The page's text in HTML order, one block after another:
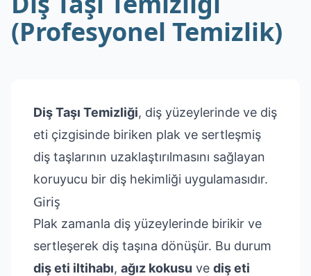
(Profesyonel Temizlik)
Diş Taşı Temizliği, diş yüzeylerinde ve diş
eti çizgisinde biriken plak ve sertleşmiş
diş taşlarının uzaklaştırılmasını sağlayan
koruyucu bir diş hekimliği uygulamasıdır.
Giriş
Plak zamanla diş yüzeylerinde birikir ve
sertleşerek diş taşına dönüşür. Bu durum
diş eti iltihabı, ağız kokusu ve diş eti